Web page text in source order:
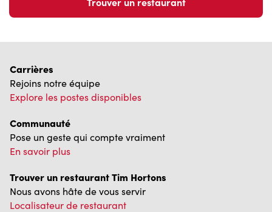
Rejoins notre équipe
Explore les postes disponibles
Communauté
Pose un geste qui compte vraiment
En savoir plus
Trouver un restaurant Tim Hortons
Nous avons hâte de vous servir
Localisateur de restaurant